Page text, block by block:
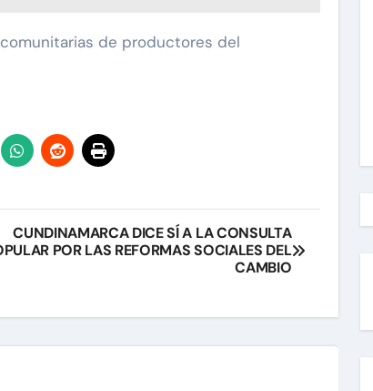
de productores del
CUNDINAMARCA DICE SÍ A LA CONSULTA
POR LAS REFORMAS SOCIALES DEL
CAMBIO